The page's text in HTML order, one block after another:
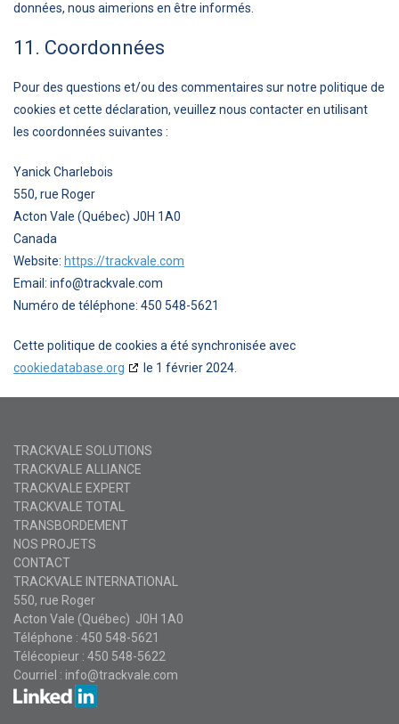
données, nous aimerions en être informés.
11. Coordonnées
Pour des questions et/ou des commentaires sur notre politique de
cookies et cette déclaration, veuillez nous contacter en utilisant
les coordonnées suivantes :
Yanick Charlebois
550, rue Roger
Acton Vale (Québec) J0H 1A0
Canada
Website: https://trackvale.com
Email: moc.elavkcart@ofni
Numéro de téléphone: 450 548-5621
Cette politique de cookies a été synchronisée avec
cookiedatabase.org
le 1 février 2024.
TRACKVALE SOLUTIONS
TRACKVALE ALLIANCE
TRACKVALE EXPERT
TRACKVALE TOTAL
TRANSBORDEMENT
NOS PROJETS
CONTACT
TRACKVALE INTERNATIONAL
550, rue Roger
Acton Vale (Québec) J0H 1A0
Téléphone : 450 548-5621
Télécopieur : 450 548-5622
Courriel : info@trackvale.com